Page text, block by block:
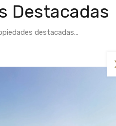
Destacadas
destacadas...